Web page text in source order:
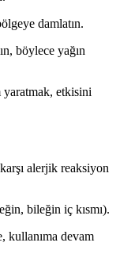
damlatın.
böylece yağın
yaratmak, etkisini
alerjik reaksiyon
bileğin iç kısmı).
kullanıma devam